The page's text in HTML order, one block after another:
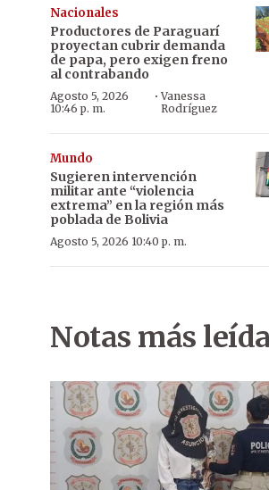
Circuitos. El BiciDay comenzó con el
grupo con los niños de 7 a 11 años.
Nacionales
Productores de Paraguarí
proyectan cubrir demanda
de papa, pero exigen freno
al contrabando
Agosto 5, 2026
10:46 p. m.
·Vanessa
Rodríguez
Mundo
Sugieren intervención
militar ante “violencia
extrema” en la región más
poblada de Bolivia
Agosto 5, 2026 10:40 p. m.
Notas más